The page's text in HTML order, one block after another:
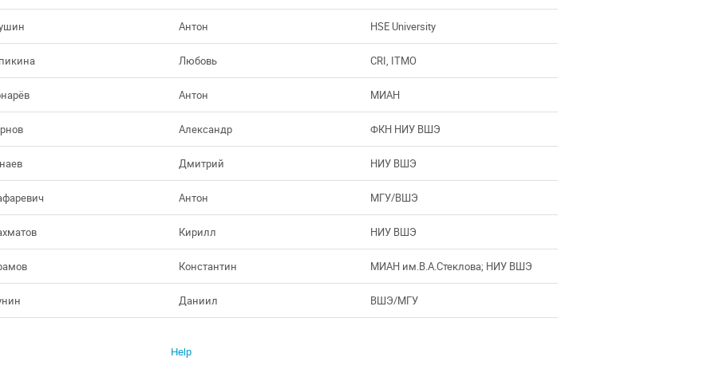
Антон HSE University
Любовь CRI, ITMO
Антон МИАН
Александр ФКН НИУ ВШЭ
Дмитрий НИУ ВШЭ
Антон МГУ/ВШЭ
Кирилл НИУ ВШЭ
Константин МИАН им.В.А.Стеклова; НИУ ВШЭ
Даниил ВШЭ/МГУ
Help